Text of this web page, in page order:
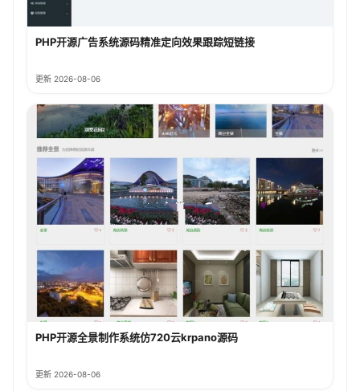
PHP开源广告系统源码精准定向效果跟踪短链接
更新 2026-08-06
PHP开源全景制作系统仿720云krpano源码
更新 2026-08-06